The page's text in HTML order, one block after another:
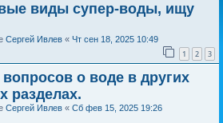
виды супер-воды, ищу
Сергей Ивлев « Чт сен 18, 2025 10:49
1 2 3
о воде в других
разделах.
Сергей Ивлев « Сб фев 15, 2025 19:26